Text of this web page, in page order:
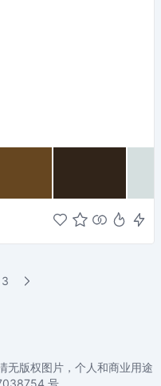
3
无版权图片，个人和商业用途
号